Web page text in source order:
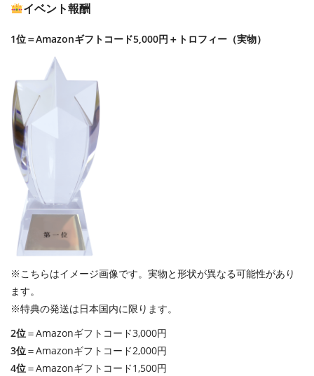
イベント報酬
1位＝Amazonギフトコード5,000円＋トロフィー（実物）
※こちらはイメージ画像です。実物と形状が異なる可能性があり
ます。
※特典の発送は日本国内に限ります。
2位＝Amazonギフトコード3,000円
3位＝Amazonギフトコード2,000円
4位＝Amazonギフトコード1,500円